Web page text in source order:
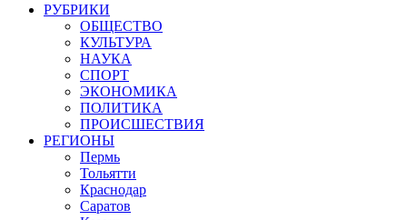
РУБРИКИ
ОБЩЕСТВО
КУЛЬТУРА
НАУКА
СПОРТ
ЭКОНОМИКА
ПОЛИТИКА
ПРОИСШЕСТВИЯ
РЕГИОНЫ
Пермь
Тольятти
Краснодар
Саратов